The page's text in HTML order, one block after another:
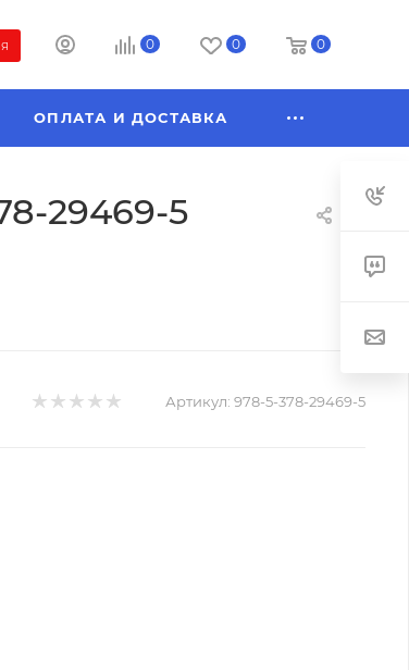
0 0 0
ОПЛАТА И ДОСТАВКА
29469-5
Артикул: 978-5-378-29469-5